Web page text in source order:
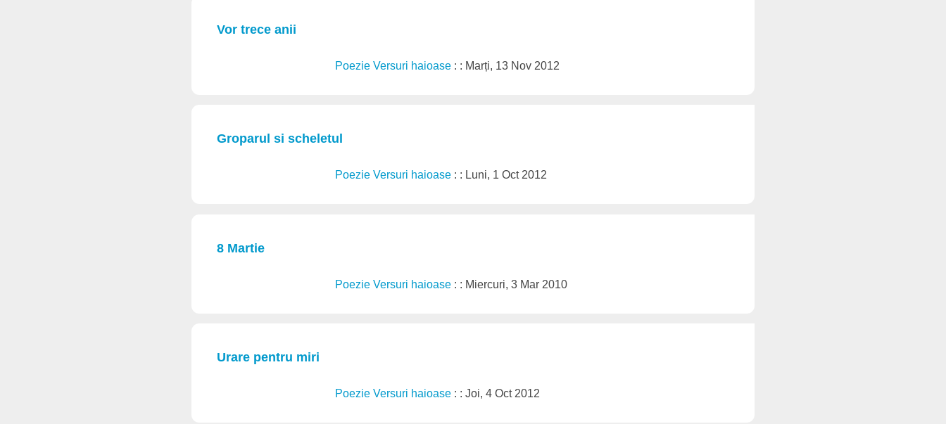
Vor trece anii
Poezie Versuri haioase : : Marți, 13 Nov 2012
Groparul si scheletul
Poezie Versuri haioase : : Luni, 1 Oct 2012
8 Martie
Poezie Versuri haioase : : Miercuri, 3 Mar 2010
Urare pentru miri
Poezie Versuri haioase : : Joi, 4 Oct 2012